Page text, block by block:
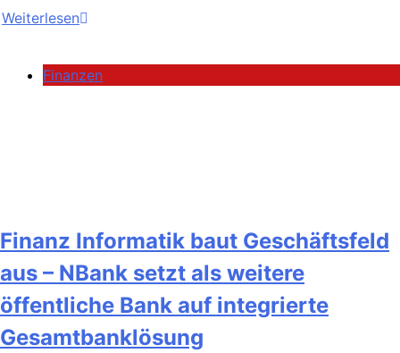
Weiterlesen
Finanzen
Finanz Informatik baut Geschäftsfeld
aus – NBank setzt als weitere
öffentliche Bank auf integrierte
Gesamtbanklösung